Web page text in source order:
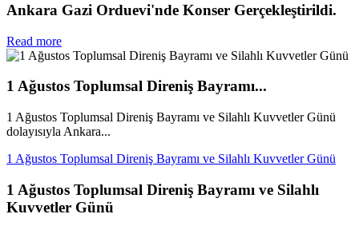
Ankara Gazi Orduevi'nde Konser Gerçekleştirildi.
Read more
1 Ağustos Toplumsal Direniş Bayramı...
1 Ağustos Toplumsal Direniş Bayramı ve Silahlı Kuvvetler Günü
dolayısıyla Ankara...
1 Ağustos Toplumsal Direniş Bayramı ve Silahlı Kuvvetler Günü
1 Ağustos Toplumsal Direniş Bayramı ve Silahlı
Kuvvetler Günü